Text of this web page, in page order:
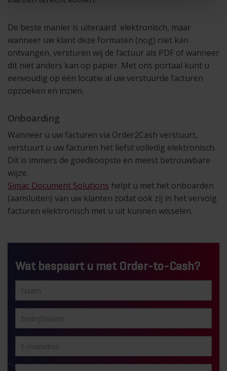
De beste manier is uiteraard elektronisch, maar
wanneer uw klant deze formaten (nog) niet kan
ontvangen, versturen wij de factuur als PDF of wanneer
dit niet anders kan op papier. Met ons portaal kunt u
eenvoudig op één locatie al uw verstuurde facturen
opzoeken en inzien.
Onboarding
Wanneer u uw facturen via Order2Cash verstuurt,
verstuurt u uw facturen het liefst volledig elektronisch.
Dit is immers de goedkoopste en meest betrouwbare
wijze.
Simac Document Solutions helpt u met het onboarden
(aansluiten) van uw klanten zodat ook zij in het vervolg
facturen elektronisch met u uit kunnen wisselen.
Wat bespaart u met Order-to-Cash?